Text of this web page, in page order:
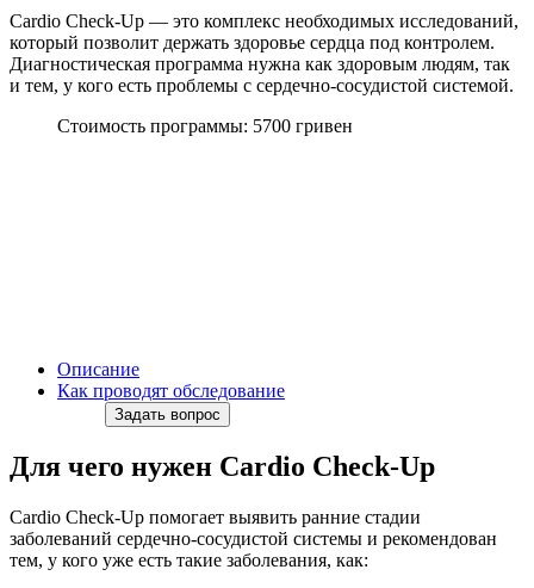
Cardio Check-Up — это комплекс необходимых исследований,
который позволит держать здоровье сердца под контролем.
Диагностическая программа нужна как здоровым людям, так
и тем, у кого есть проблемы с сердечно-сосудистой системой.
Стоимость программы: 5700 гривен
Описание
Как проводят обследование
Задать вопрос
Для чего нужен Cardio Check-Up
Cardio Check-Up помогает выявить ранние стадии
заболеваний сердечно-сосудистой системы и рекомендован
тем, у кого уже есть такие заболевания, как: